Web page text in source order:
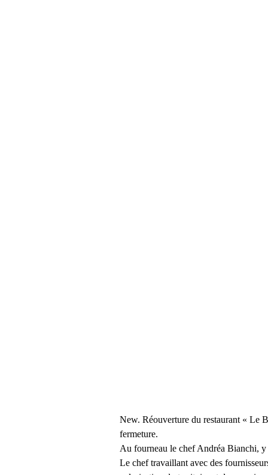
New. Réouverture du restaurant « Le
fermeture.
Au fourneau le chef Andréa Bianchi,
Le chef travaillant avec des